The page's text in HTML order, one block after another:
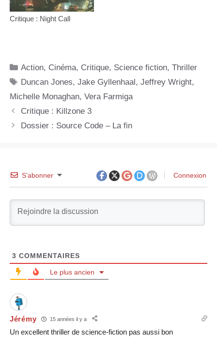
Critique : Night Call
Catégories
Action, Cinéma, Critique, Science fiction,Thriller
Étiquettes
Duncan Jones,Jake Gyllenhaal,Jeffrey Wright,
Michelle Monaghan, Vera Farmiga
Critique : Killzone 3
Dossier : Source Code – La fin
S’abonner Connexion
3 COMMENTAIRES
Le plus ancien
Jérémy 15 années il y a
Un excellent thriller de science-fiction pas aussi bon